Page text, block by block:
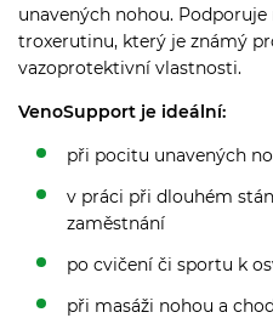
unavených nohou.
troxerutinu, který je známý
vazoprotektivní vlastnosti.
VenoSupport je ideální:
při pocitu unavených
v práci při dlouhém
zaměstnání
po cvičení či sportu k
při masáži nohou a